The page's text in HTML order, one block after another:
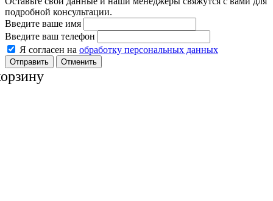
подробной консультации.
Введите ваше имя
Введите ваш телефон
Я согласен на обработку персональных данных
Отменить